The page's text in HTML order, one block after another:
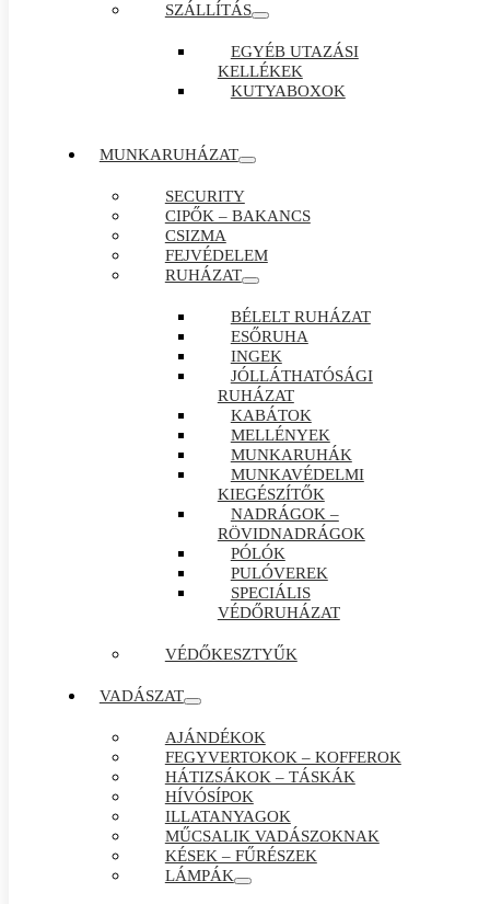
SZÁLLÍTÁS
EGYÉB UTAZÁSI
KELLÉKEK
KUTYABOXOK
MUNKARUHÁZAT
SECURITY
CIPŐK – BAKANCS
CSIZMA
FEJVÉDELEM
RUHÁZAT
BÉLELT RUHÁZAT
ESŐRUHA
INGEK
JÓLLÁTHATÓSÁGI
RUHÁZAT
KABÁTOK
MELLÉNYEK
MUNKARUHÁK
MUNKAVÉDELMI
KIEGÉSZÍTŐK
NADRÁGOK –
RÖVIDNADRÁGOK
PÓLÓK
PULÓVEREK
SPECIÁLIS
VÉDŐRUHÁZAT
VÉDŐKESZTYŰK
VADÁSZAT
AJÁNDÉKOK
FEGYVERTOKOK – KOFFEROK
HÁTIZSÁKOK – TÁSKÁK
HÍVÓSÍPOK
ILLATANYAGOK
MŰCSALIK VADÁSZOKNAK
KÉSEK – FŰRÉSZEK
LÁMPÁK